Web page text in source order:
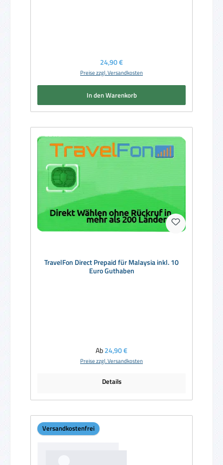
Regulärer Preis:
24,90 €
Preise zzgl. Versandkosten
In den Warenkorb
TravelFon Direct Prepaid für Malaysia inkl. 10
Euro Guthaben
Regulärer Preis:
Ab24,90 €
Preise zzgl. Versandkosten
Details
Versandkostenfrei